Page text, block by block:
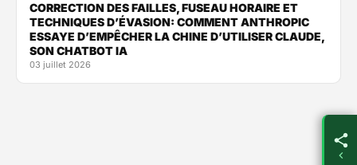
CORRECTION DES FAILLES, FUSEAU HORAIRE ET
TECHNIQUES D’ÉVASION: COMMENT ANTHROPIC
ESSAYE D’EMPÊCHER LA CHINE D’UTILISER CLAUDE,
SON CHATBOT IA
03 juillet 2026